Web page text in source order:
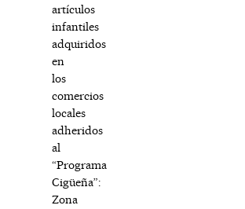
artículos
infantiles
adquiridos
en
los
comercios
locales
adheridos
al
“Programa
Cigüeña”:
Zona